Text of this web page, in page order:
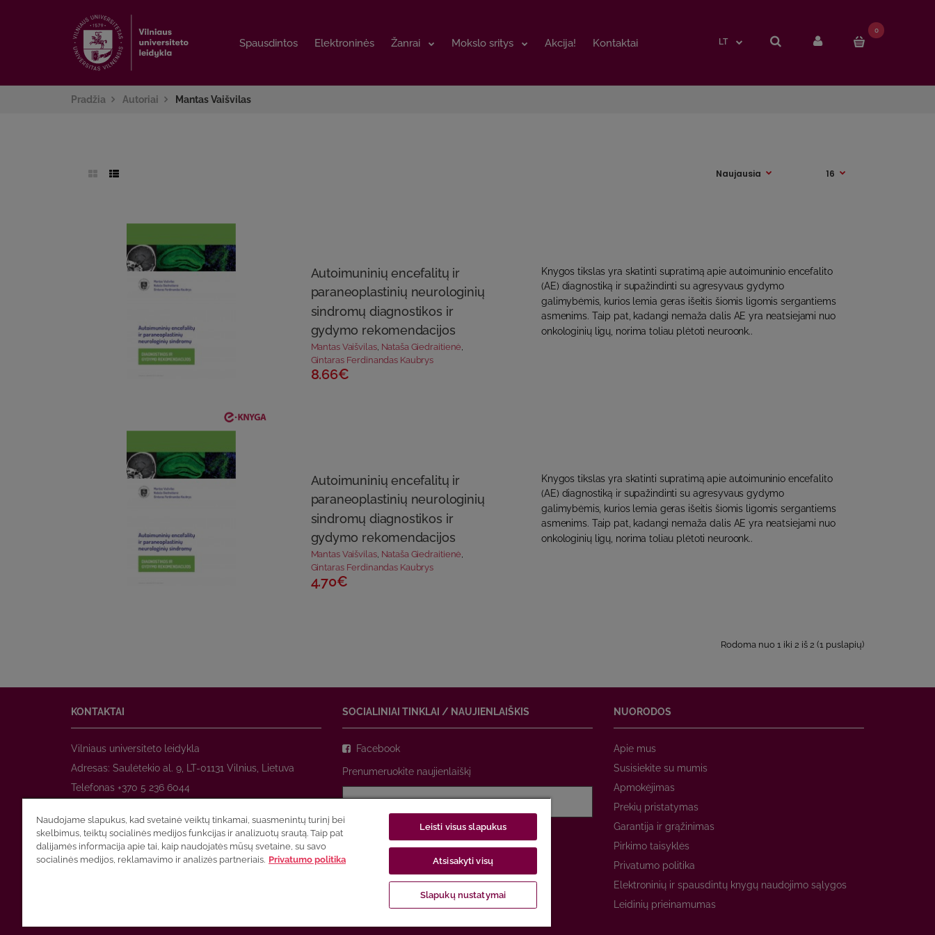
Spausdintos Elektroninės Žanrai Mokslo sritys Akcija! Kontaktai LT
0
Spausdintos Elektroninės Žanrai Mokslo sritys Akcija! Kontaktai LT
0
Pradžia Autoriai Mantas Vaišvilas
Autoimuninių encefalitų ir
paraneoplastinių neurologinių
sindromų diagnostikos ir
gydymo rekomendacijos
Mantas Vaišvilas, Nataša Giedraitienė
Gintaras Ferdinandas Kaubrys
8.66€
Knygos tikslas yra skatinti supratimą apie autoimuninio encefalito
(AE) diagnostiką ir supažindinti su agresyvaus gydymo
galimybėmis, kurios lemia geras išeitis šiomis ligomis sergantiems
asmenims. Taip pat, kadangi nemaža dalis AE yra neatsiejami nuo
onkologinių ligų, norima toliau plėtoti neuroonk..
Autoimuninių encefalitų ir
paraneoplastinių neurologinių
sindromų diagnostikos ir
gydymo rekomendacijos
Mantas Vaišvilas, Nataša Giedraitienė
Gintaras Ferdinandas Kaubrys
4.70€
Knygos tikslas yra skatinti supratimą apie autoimuninio encefalito
(AE) diagnostiką ir supažindinti su agresyvaus gydymo
galimybėmis, kurios lemia geras išeitis šiomis ligomis sergantiems
asmenims. Taip pat, kadangi nemaža dalis AE yra neatsiejami nuo
onkologinių ligų, norima toliau plėtoti neuroonk..
Rodoma nuo 1 iki 2 iš 2 (1 puslapių)
KONTAKTAI
Vilniaus universiteto leidykla
Adresas: Saulėtekio al. 9, LT-01131 Vilnius, Lietuva
Telefonas +370 5 236 6044
El. paštasprekyba@leidykla.vu.lt
www.zurnalai.vu.lt
SOCIALINIAI TINKLAI / NAUJIENLAIŠKIS
Facebook
Prenumeruokite naujienlaiškį
privatumo politika
NUORODOS
Apie mus
Susisiekite su mumis
Apmokėjimas
Prekių pristatymas
Garantija ir grąžinimas
Pirkimo taisyklės
Privatumo politika
Elektroninių ir spausdintų knygų naudojimo sąlygos
Leidinių prieinamumas
Naudojame slapukus, kad svetainė veiktų tinkamai, suasmenintų turinį bei
skelbimus, teiktų socialinės medijos funkcijas ir analizuotų srautą. Taip pat
dalijamės informacija apie tai, kaip naudojatės mūsų svetaine, su savo
socialinės medijos, reklamavimo ir analizės partneriais. Privatumo politika
Leisti visus slapukus
Atsisakyti visų
Slapukų nustatymai